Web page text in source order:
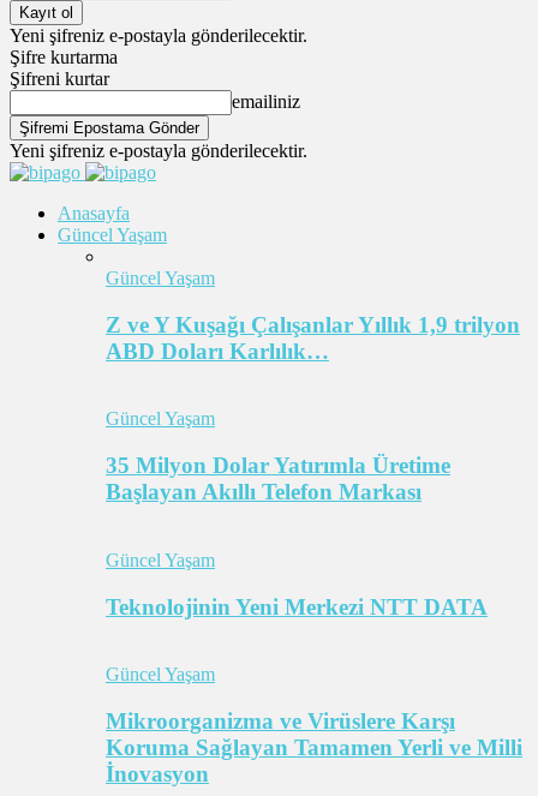
Yeni şifreniz e-postayla gönderilecektir.
Şifre kurtarma
Şifreni kurtar
emailiniz
Yeni şifreniz e-postayla gönderilecektir.
Anasayfa
Güncel Yaşam
Güncel Yaşam
Z ve Y Kuşağı Çalışanlar Yıllık 1,9 trilyon
ABD Doları Karlılık…
Güncel Yaşam
35 Milyon Dolar Yatırımla Üretime
Başlayan Akıllı Telefon Markası
Güncel Yaşam
Teknolojinin Yeni Merkezi NTT DATA
Güncel Yaşam
Mikroorganizma ve Virüslere Karşı
Koruma Sağlayan Tamamen Yerli ve Milli
İnovasyon